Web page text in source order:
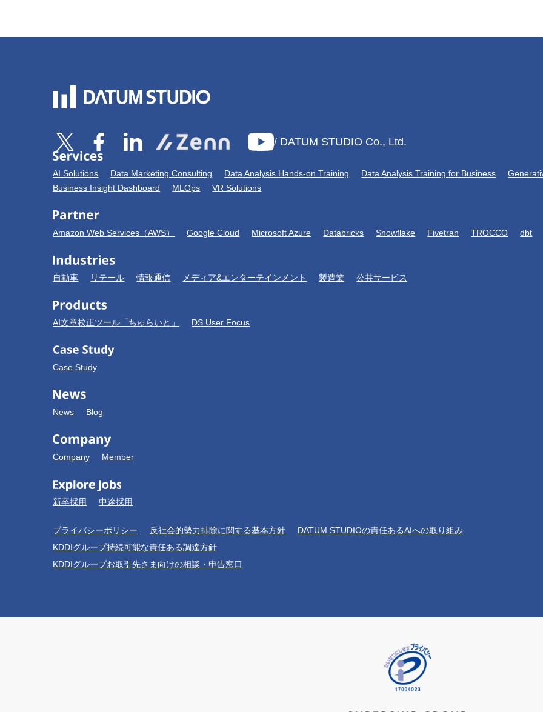
/ DATUM STUDIO Co., Ltd.
AI Solutions Data Marketing Consulting Data Analysis Hands-on Training Data Analysis Training for Business
Business Insight Dashboard
MLOps VR Solutions
Amazon Web Services（AWS） Google Cloud Microsoft Azure Databricks Snowflake Fivetran TROCCO dbt
自動車 リテール 情報通信 メディア&エンターテインメント 製造業 公共サービス
AI文章校正ツール「ちゅらいと」 DS User Focus
Case Study
News Blog
Company Member
新卒採用 中途採用
プライバシーポリシー 反社会的勢力排除に関する基本方針
DATUM STUDIOの責任あるAIへの取り組み
KDDIグループ持続可能な責任ある調達方針
KDDIグループお取引先さま向けの相談・申告窓口